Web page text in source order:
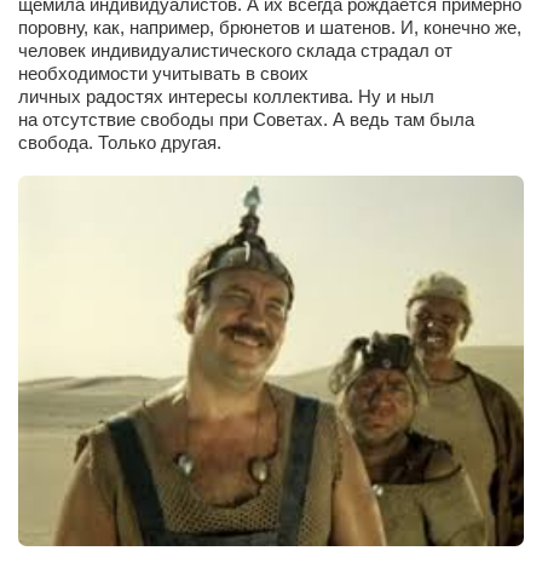
Конкурсы
Фестиваль. Конкурс «Колибри» 2017
Конкурс «Колибри» 2016
Конкурс «Колибри» 2015
Литературный конкурс «Я люблю Украину»
Конкурс «Колибри — детям!» 2014
Конкурс «Колибри» 2013
Афиша
Афиша Киев
Афиша Сумы
О нас
поровну, как, например, брюнетов и шатенов. И, конечно же,
человек индивидуалистического склада страдал от
необходимости учитывать в своих
личных радостях интересы коллектива. Ну и ныл
на отсутствие свободы при Советах. А ведь там была
свобода. Только другая.